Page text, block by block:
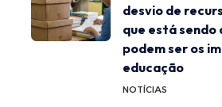
desvio de
que está sendo
podem ser os
educação
NOTÍCIAS